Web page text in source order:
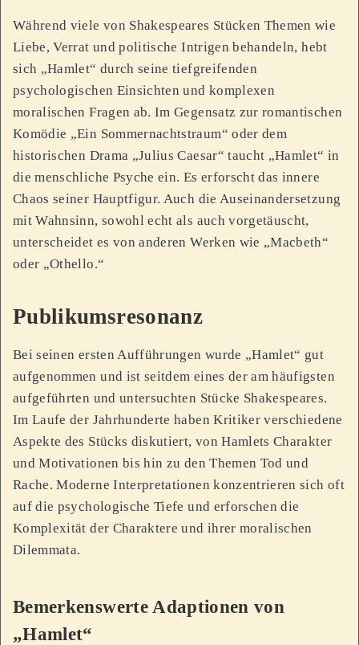
Während viele von Shakespeares Stücken Themen wie
Liebe, Verrat und politische Intrigen behandeln, hebt
sich „Hamlet“ durch seine tiefgreifenden
psychologischen Einsichten und komplexen
moralischen Fragen ab. Im Gegensatz zur romantischen
Komödie „Ein Sommernachtstraum“ oder dem
historischen Drama „Julius Caesar“ taucht „Hamlet“ in
die menschliche Psyche ein. Es erforscht das innere
Chaos seiner Hauptfigur. Auch die Auseinandersetzung
mit Wahnsinn, sowohl echt als auch vorgetäuscht,
unterscheidet es von anderen Werken wie „Macbeth“
oder „Othello.“
Publikumsresonanz
Bei seinen ersten Aufführungen wurde „Hamlet“ gut
aufgenommen und ist seitdem eines der am häufigsten
aufgeführten und untersuchten Stücke Shakespeares.
Im Laufe der Jahrhunderte haben Kritiker verschiedene
Aspekte des Stücks diskutiert, von Hamlets Charakter
und Motivationen bis hin zu den Themen Tod und
Rache. Moderne Interpretationen konzentrieren sich oft
auf die psychologische Tiefe und erforschen die
Komplexität der Charaktere und ihrer moralischen
Dilemmata.
Bemerkenswerte Adaptionen von
„Hamlet“